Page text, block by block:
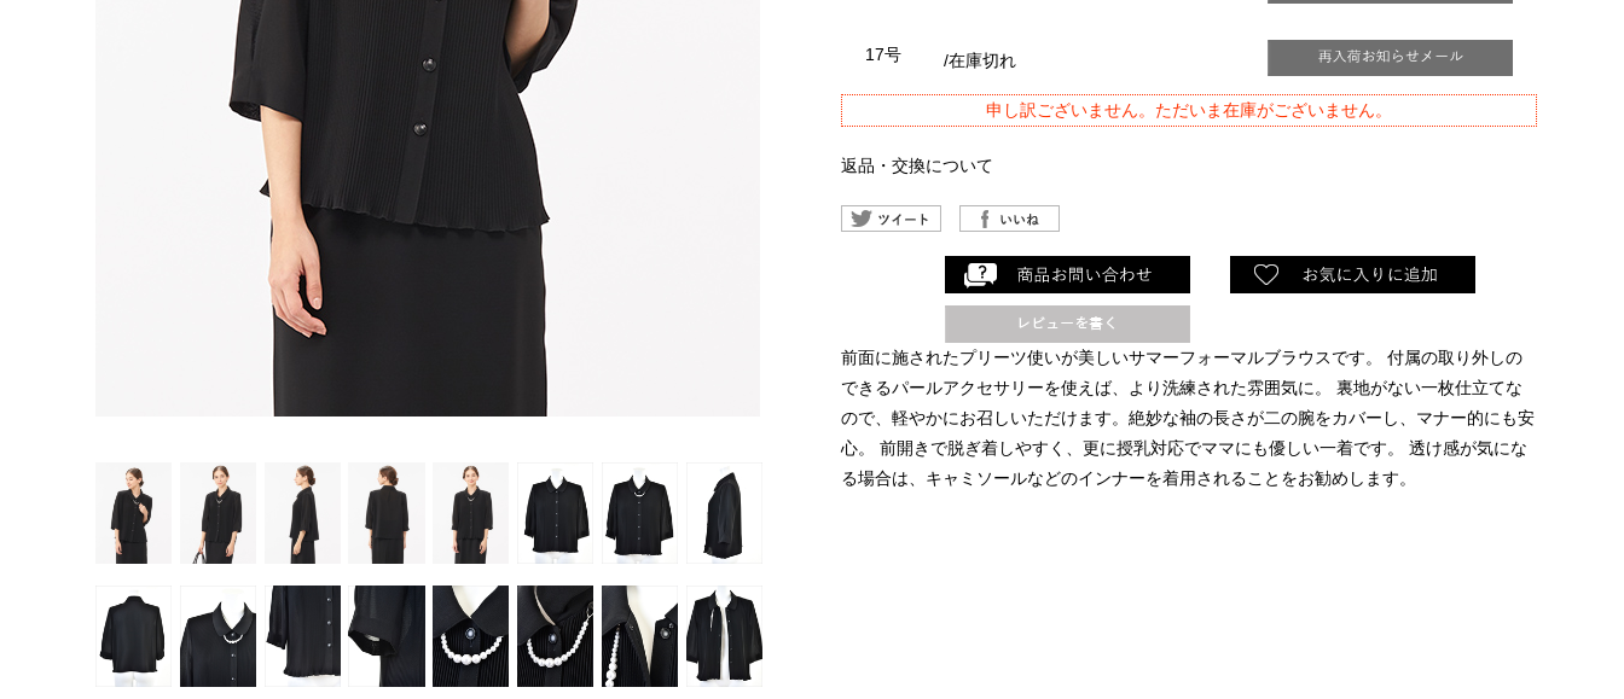
17号 /在庫切れ
申し訳ございません。ただいま在庫がございません。
返品・交換について
前面に施されたプリーツ使いが美しいサマーフォーマルブラウスです。
付属の取り外しの
できるパールアクセサリーを使えば、より洗練された雰囲気に。
裏地がない一枚仕立てな
ので、軽やかにお召しいただけます。絶妙な袖の長さが二の腕をカバーし、マナー的にも安
心。
前開きで脱ぎ着しやすく、更に授乳対応でママにも優しい一着です。
透け感が気にな
る場合は、キャミソールなどのインナーを着用されることをお勧めします。